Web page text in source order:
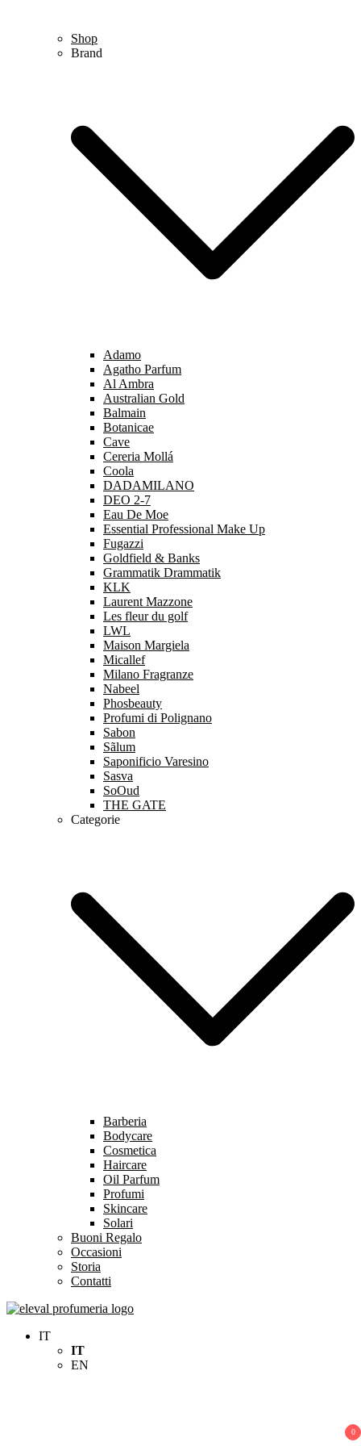
Shop
Brand
Adamo
Agatho Parfum
Al Ambra
Australian Gold
Balmain
Botanicae
Cave
Cereria Mollá
Coola
DADAMILANO
DEO 2-7
Eau De Moe
Essential Professional Make Up
Fugazzi
Goldfield & Banks
Grammatik Drammatik
KLK
Laurent Mazzone
Les fleur du golf
LWL
Maison Margiela
Micallef
Milano Fragranze
Nabeel
Phosbeauty
Profumi di Polignano
Sabon
Sãlum
Saponificio Varesino
Sasva
SoOud
THE GATE
Categorie
Barberia
Bodycare
Cosmetica
Haircare
Oil Parfum
Profumi
Skincare
Solari
Buoni Regalo
Occasioni
Storia
Contatti
Eleval Profumeria
Profumeria Roma
IT
IT
EN
0